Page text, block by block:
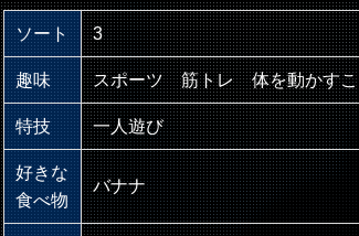
ソート 3
趣味 スポーツ 筋トレ 体を動かすこ
特技 一人遊び
好きな
食べ物
バナナ